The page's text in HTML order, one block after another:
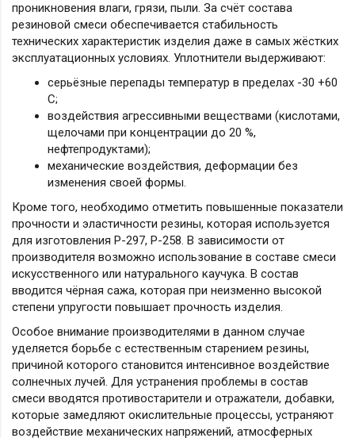
проникновения влаги, грязи, пыли. За счёт состава
резиновой смеси обеспечивается стабильность
технических характеристик изделия даже в самых жёстких
эксплуатационных условиях. Уплотнители выдерживают:
серьёзные перепады температур в пределах -30 +60
С;
воздействия агрессивными веществами (кислотами,
щелочами при концентрации до 20 %,
нефтепродуктами);
механические воздействия, деформации без
изменения своей формы.
Кроме того, необходимо отметить повышенные показатели
прочности и эластичности резины, которая используется
для изготовления Р-297, Р-258. В зависимости от
производителя возможно использование в составе смеси
искусственного или натурального каучука. В состав
вводится чёрная сажа, которая при неизменно высокой
степени упругости повышает прочность изделия.
Особое внимание производителями в данном случае
уделяется борьбе с естественным старением резины,
причиной которого становится интенсивное воздействие
солнечных лучей. Для устранения проблемы в состав
смеси вводятся противостарители и отражатели, добавки,
которые замедляют окислительные процессы, устраняют
воздействие механических напряжений, атмосферных